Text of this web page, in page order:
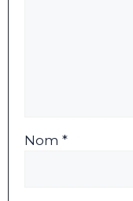
Nom *